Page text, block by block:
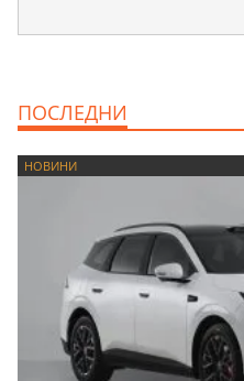
ПОСЛЕДНИ
НОВИНИ